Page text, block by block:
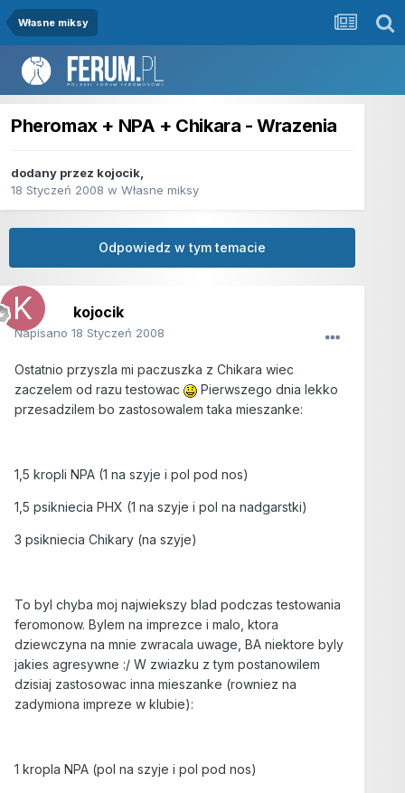
Własne miksy
Pheromax + NPA + Chikara - Wrazenia
dodany przez kojocik,
18 Styczeń 2008 w Własne miksy
Odpowiedz w tym temacie
kojocik
Napisano 18 Styczeń 2008
Ostatnio przyszla mi paczuszka z Chikara wiec
zaczelem od razu testowac
Pierwszego dnia lekko
przesadzilem bo zastosowalem taka mieszanke:
1,5 kropli NPA (1 na szyje i pol pod nos)
1,5 psikniecia PHX (1 na szyje i pol na nadgarstki)
3 psikniecia Chikary (na szyje)
To byl chyba moj najwiekszy blad podczas testowania
feromonow. Bylem na imprezce i malo, ktora
dziewczyna na mnie zwracala uwage, BA niektore byly
jakies agresywne :/ W zwiazku z tym postanowilem
dzisiaj zastosowac inna mieszanke (rowniez na
zadymiona impreze w klubie):
1 kropla NPA (pol na szyje i pol pod nos)